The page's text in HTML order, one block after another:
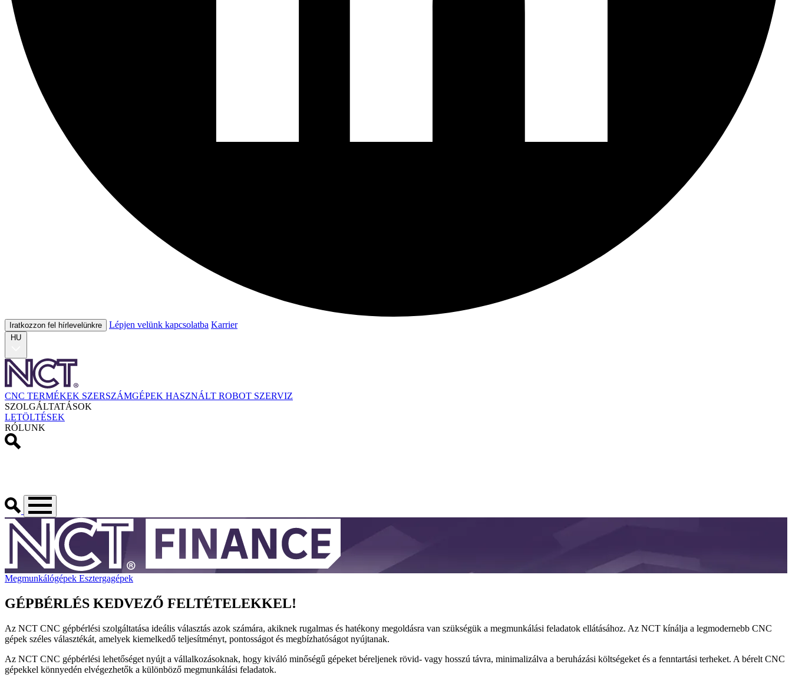
Iratkozzon fel hírlevelünkre Lépjen velünk kapcsolatba Karrier
HU
CNC TERMÉKEK SZERSZÁMGÉPEK HASZNÁLT ROBOT SZERVIZ
SZOLGÁLTATÁSOK
LETÖLTÉSEK
RÓLUNK
Megmunkálógépek Esztergagépek
GÉPBÉRLÉS KEDVEZŐ FELTÉTELEKKEL!
Az NCT CNC gépbérlési szolgáltatása ideális választás azok számára, akiknek rugalmas és hatékony megoldásra van szükségük a megmunkálási feladatok ellátásához. Az NCT kínálja a legmodernebb CNC
gépek széles választékát, amelyek kiemelkedő teljesítményt, pontosságot és megbízhatóságot nyújtanak.
Az NCT CNC gépbérlési lehetőséget nyújt a vállalkozásoknak, hogy kiváló minőségű gépeket béreljenek rövid- vagy hosszú távra, minimalizálva a beruházási költségeket és a fenntartási terheket. A bérelt CNC
gépekkel könnyedén elvégezhetők a különböző megmunkálási feladatok.